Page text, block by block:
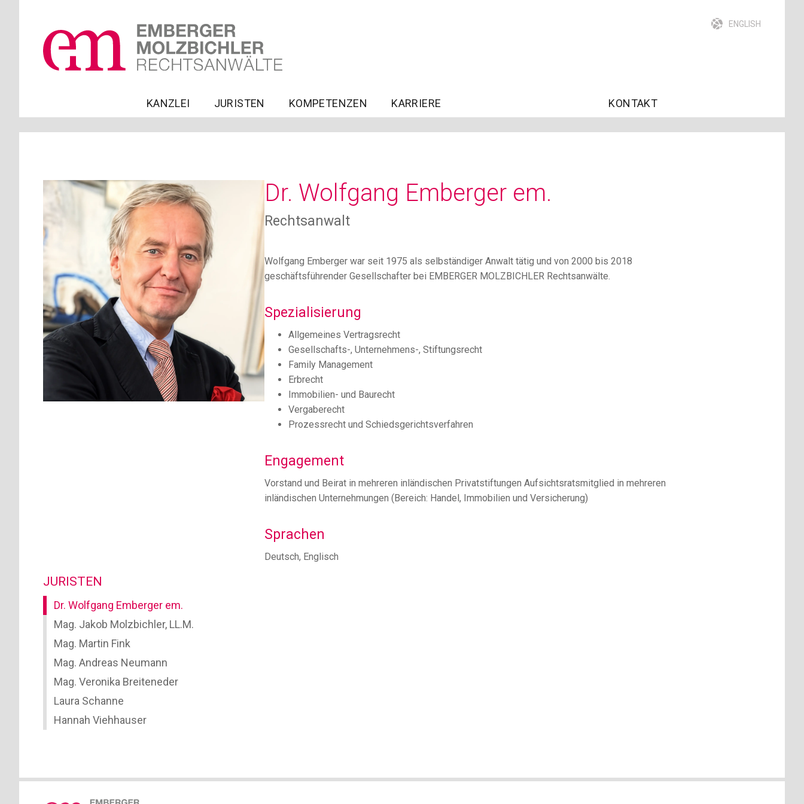
KANZLEI JURISTEN KOMPETENZEN KARRIERE KONTAKT
ENGLISH
Dr. Wolfgang Emberger em.
Rechtsanwalt
Wolfgang Emberger war seit 1975 als selbständiger Anwalt tätig und von 2000 bis 2018
geschäftsführender Gesellschafter bei EMBERGER MOLZBICHLER Rechtsanwälte.
Spezialisierung
Allgemeines Vertragsrecht
Gesellschafts-, Unternehmens-, Stiftungsrecht
Family Management
Erbrecht
Immobilien- und Baurecht
Vergaberecht
Prozessrecht und Schiedsgerichtsverfahren
Engagement
Vorstand und Beirat in mehreren inländischen Privatstiftungen Aufsichtsratsmitglied in mehreren
inländischen Unternehmungen (Bereich: Handel, Immobilien und Versicherung)
Sprachen
Deutsch, Englisch
JURISTEN
Dr. Wolfgang Emberger em.
Mag. Jakob Molzbichler, LL.M.
Mag. Martin Fink
Mag. Andreas Neumann
Mag. Veronika Breiteneder
Laura Schanne
Hannah Viehhauser